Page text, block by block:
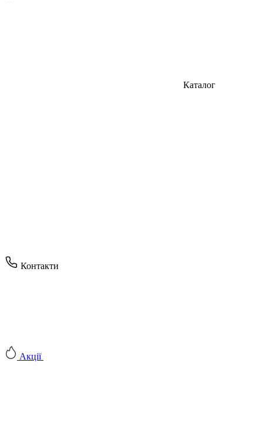
Каталог
Контакти
Акції